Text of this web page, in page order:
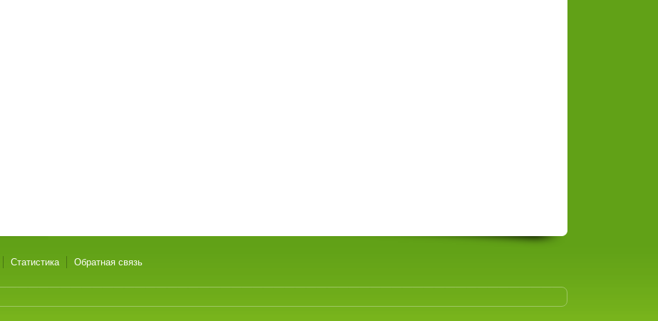
Статистика Обратная связь